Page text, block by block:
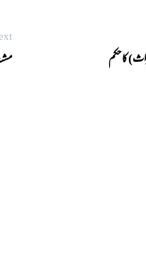
کا حکم